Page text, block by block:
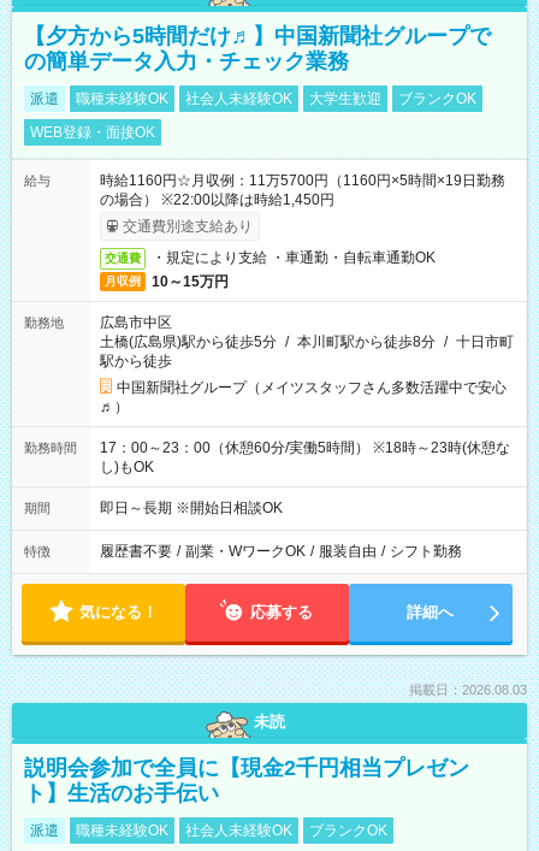
【夕方から5時間だけ♬】中国新聞社グループで
の簡単データ入力・チェック業務
派遣 職種未経験OK 社会人未経験OK 大学生歓迎
ブランクOK
WEB登録・面接OK
給与
時給1160円☆月収例：11万5700円（1160円×5時間×19日勤務
の場合） ※22:00以降は時給1,450円
交通費別途支給あり
交通費 ・規定により支給 ・車通勤・自転車通勤OK
月収例 10～15万円
勤務地
広島市中区
土橋(広島県)駅から徒歩5分 / 本川町駅から徒歩8分 / 十日市町
駅から徒歩
中国新聞社グループ（メイツスタッフさん多数活躍中で安心
♬）
勤務時間
17：00～23：00（休憩60分/実働5時間） ※18時～23時(休憩な
し)もOK
期間 即日～長期 ※開始日相談OK
特徴 履歴書不要 / 副業・WワークOK / 服装自由 / シフト勤務
気になる！ 応募する 詳細へ
掲載日：2026.08.03
未読
説明会参加で全員に【現金2千円相当プレゼン
ト】生活のお手伝い
派遣 職種未経験OK 社会人未経験OK
ブランクOK